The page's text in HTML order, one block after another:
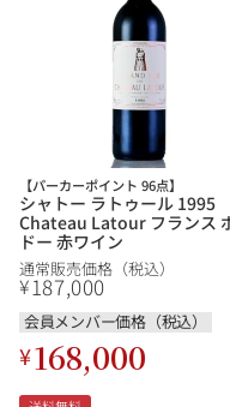
【パーカーポイント 96点】
シャトー ラトゥール 1995
Chateau Latour フランス
ドー 赤ワイン
通常販売価格（税込）
¥187,000
会員メンバー価格（税込）
¥168,000